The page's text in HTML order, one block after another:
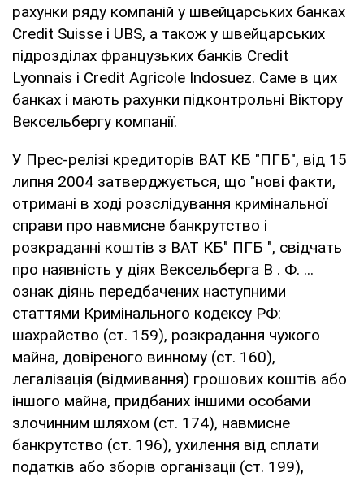
рахунки ряду компаній у швейцарських банках
Credit Suisse і UBS, а також у швейцарських
підрозділах французьких банків Credit
Lyonnais і Credit Agricole Indosuez. Саме в цих
банках і мають рахунки підконтрольні Віктору
Вексельбергу компанії.
У Прес-релізі кредиторів ВАТ КБ "ПГБ", від 15
липня 2004 затверджується, що "нові факти,
отримані в ході розслідування кримінальної
справи про навмисне банкрутство і
розкраданні коштів з ВАТ КБ" ПГБ ", свідчать
про наявність у діях Вексельберга В . Ф. ...
ознак діянь передбачених наступними
статтями Кримінального кодексу РФ:
шахрайство (ст. 159), розкрадання чужого
майна, довіреного винному (ст. 160),
легалізація (відмивання) грошових коштів або
іншого майна, придбаних іншими особами
злочинним шляхом (ст. 174), навмисне
банкрутство (ст. 196), ухилення від сплати
податків або зборів організації (ст. 199),